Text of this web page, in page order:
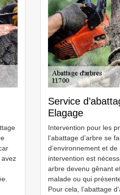
avez
Service
Elagage
Intervention pour les
l’abattage d’arbre se
d’environnement et
intervention est
arbre devenu gênant
malade ou qui
Pour cela, l’abattage